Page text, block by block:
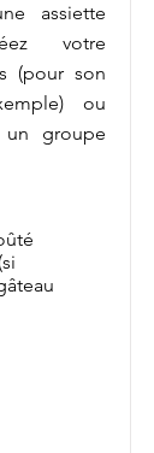
assiette
votre
(pour son
ou
un groupe